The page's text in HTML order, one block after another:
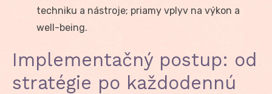
techniku a nástroje; priamy vplyv na výkon a
well-being.
Implementačný postup: od
stratégie po každodennú